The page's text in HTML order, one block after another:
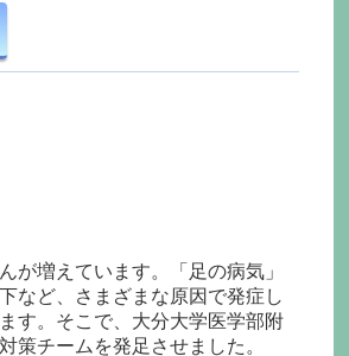
が増えています。「足の病気」
など、さまざまな原因で発症し
す。そこで、大分大学医学部附
策チームを発足させました。